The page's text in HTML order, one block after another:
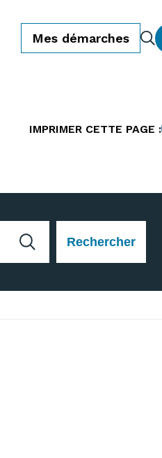
Mes démarches
IMPRIMER CETTE PAGE :